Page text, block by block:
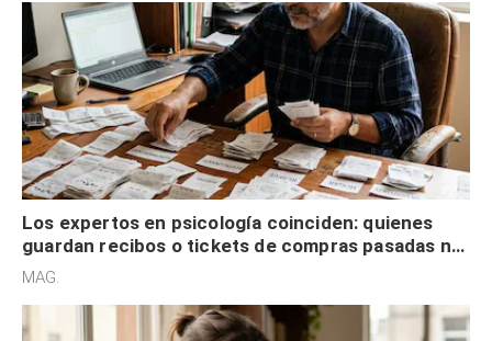
Los expertos en psicología coinciden: quienes
guardan recibos o tickets de compras pasadas no
son acumuladores, sino que tienen necesidad de
MAG.